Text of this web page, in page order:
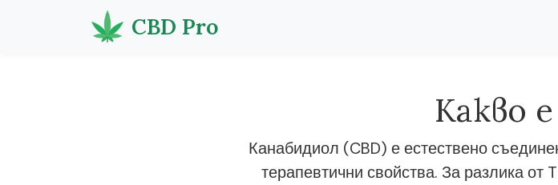
CBD Pro
Какво
Канабидиол (CBD) е естествено
терапевтични свойства. За разлика от